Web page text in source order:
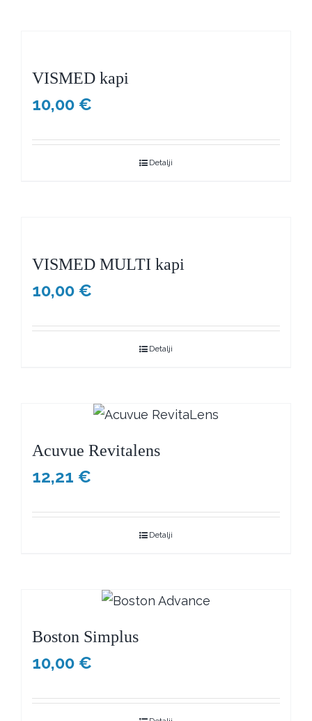
VISMED kapi
10,00 €
Detalji
VISMED MULTI kapi
10,00 €
Detalji
Acuvue Revitalens
12,21 €
Detalji
Boston Simplus
10,00 €